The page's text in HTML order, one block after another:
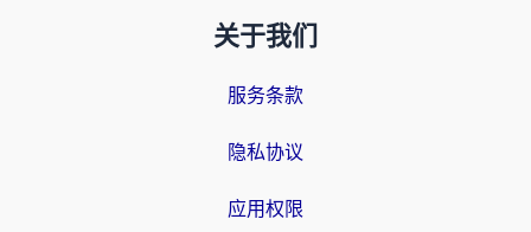
关于我们
服务条款
隐私协议
应用权限